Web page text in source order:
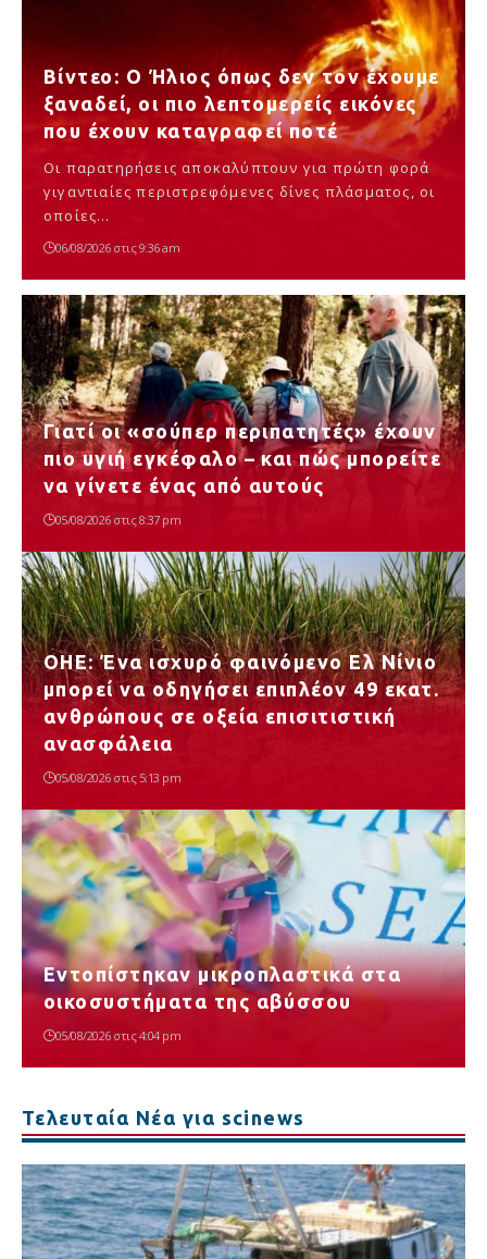
Βίντεο: Ο Ήλιος όπως δεν τον έχουμε
ξαναδεί, οι πιο λεπτομερείς εικόνες
που έχουν καταγραφεί ποτέ
Οι παρατηρήσεις αποκαλύπτουν για πρώτη φορά
γιγαντιαίες περιστρεφόμενες δίνες πλάσματος, οι
οποίες…
06/08/2026 στις 9:36 am
Γιατί οι «σούπερ περιπατητές» έχουν
πιο υγιή εγκέφαλο – και πώς μπορείτε
να γίνετε ένας από αυτούς
05/08/2026 στις 8:37 pm
ΟΗΕ: Ένα ισχυρό φαινόμενο Ελ Νίνιο
μπορεί να οδηγήσει επιπλέον 49 εκατ.
ανθρώπους σε οξεία επισιτιστική
ανασφάλεια
05/08/2026 στις 5:13 pm
Εντοπίστηκαν μικροπλαστικά στα
οικοσυστήματα της αβύσσου
05/08/2026 στις 4:04 pm
Τελευταία Νέα για scinews